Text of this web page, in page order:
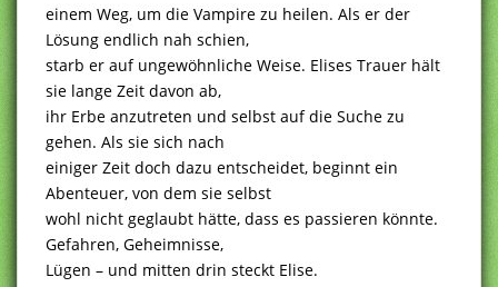
einem Weg, um die Vampire zu heilen. Als er der
Lösung endlich nah schien,
starb er auf ungewöhnliche Weise. Elises Trauer hält
sie lange Zeit davon ab,
ihr Erbe anzutreten und selbst auf die Suche zu
gehen. Als sie sich nach
einiger Zeit doch dazu entscheidet, beginnt ein
Abenteuer, von dem sie selbst
wohl nicht geglaubt hätte, dass es passieren könnte.
Gefahren, Geheimnisse,
Lügen – und mitten drin steckt Elise.